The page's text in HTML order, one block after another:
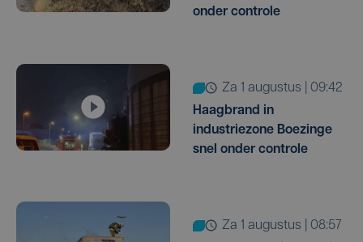
onder controle
za 1 augustus | 09:42
Haagbrand in
industriezone Boezinge
snel onder controle
za 1 augustus | 08:57